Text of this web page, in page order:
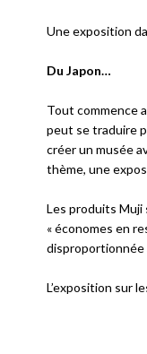
Une exposition
Du Japon…
Tout commence
peut se traduire
créer un musée
thème, une
Les produits Muji
« économes en
disproportionnée
L’exposition sur